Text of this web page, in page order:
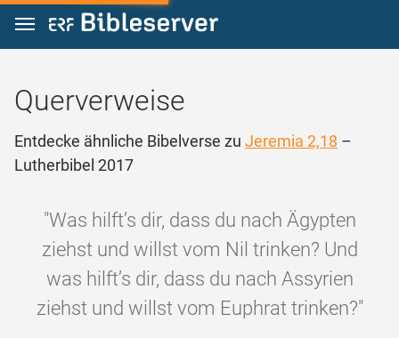
Zum Inhalt springen
Querverweise
Entdecke ähnliche Bibelverse zu Jeremia 2,18 –
Lutherbibel 2017
"Was hilft’s dir, dass du nach Ägypten
ziehst und willst vom Nil trinken? Und
was hilft’s dir, dass du nach Assyrien
ziehst und willst vom Euphrat trinken?"